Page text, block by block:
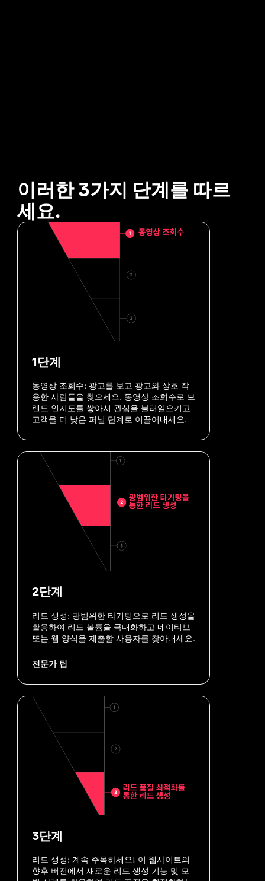
이러한 3가지 단계를 따르
세요.
1단계
동영상 조회수: 광고를 보고 광고와 상호 작
용한 사람들을 찾으세요. 동영상 조회수로 브
랜드 인지도를 쌓아서 관심을 불러일으키고
고객을 더 낮은 퍼널 단계로 이끌어내세요.
2단계
리드 생성: 광범위한 타기팅으로 리드 생성을
활용하여 리드 볼륨을 극대화하고 네이티브
또는 웹 양식을 제출할 사용자를 찾아내세요.
전문가 팁
3단계
리드 생성: 계속 주목하세요! 이 웹사이트의
향후 버전에서 새로운 리드 생성 기능 및 모